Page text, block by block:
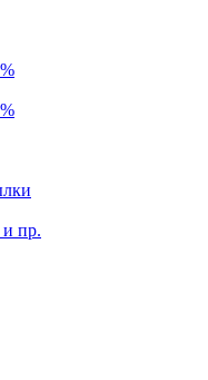
и пр.